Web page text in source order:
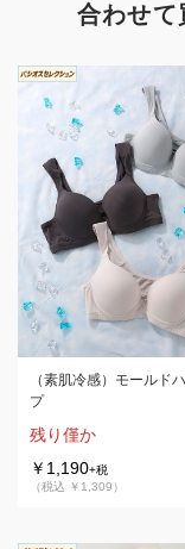
合わせて
（素肌冷感）モールド
プ
残り僅か
￥1,190+税
（税込 ￥1,309）